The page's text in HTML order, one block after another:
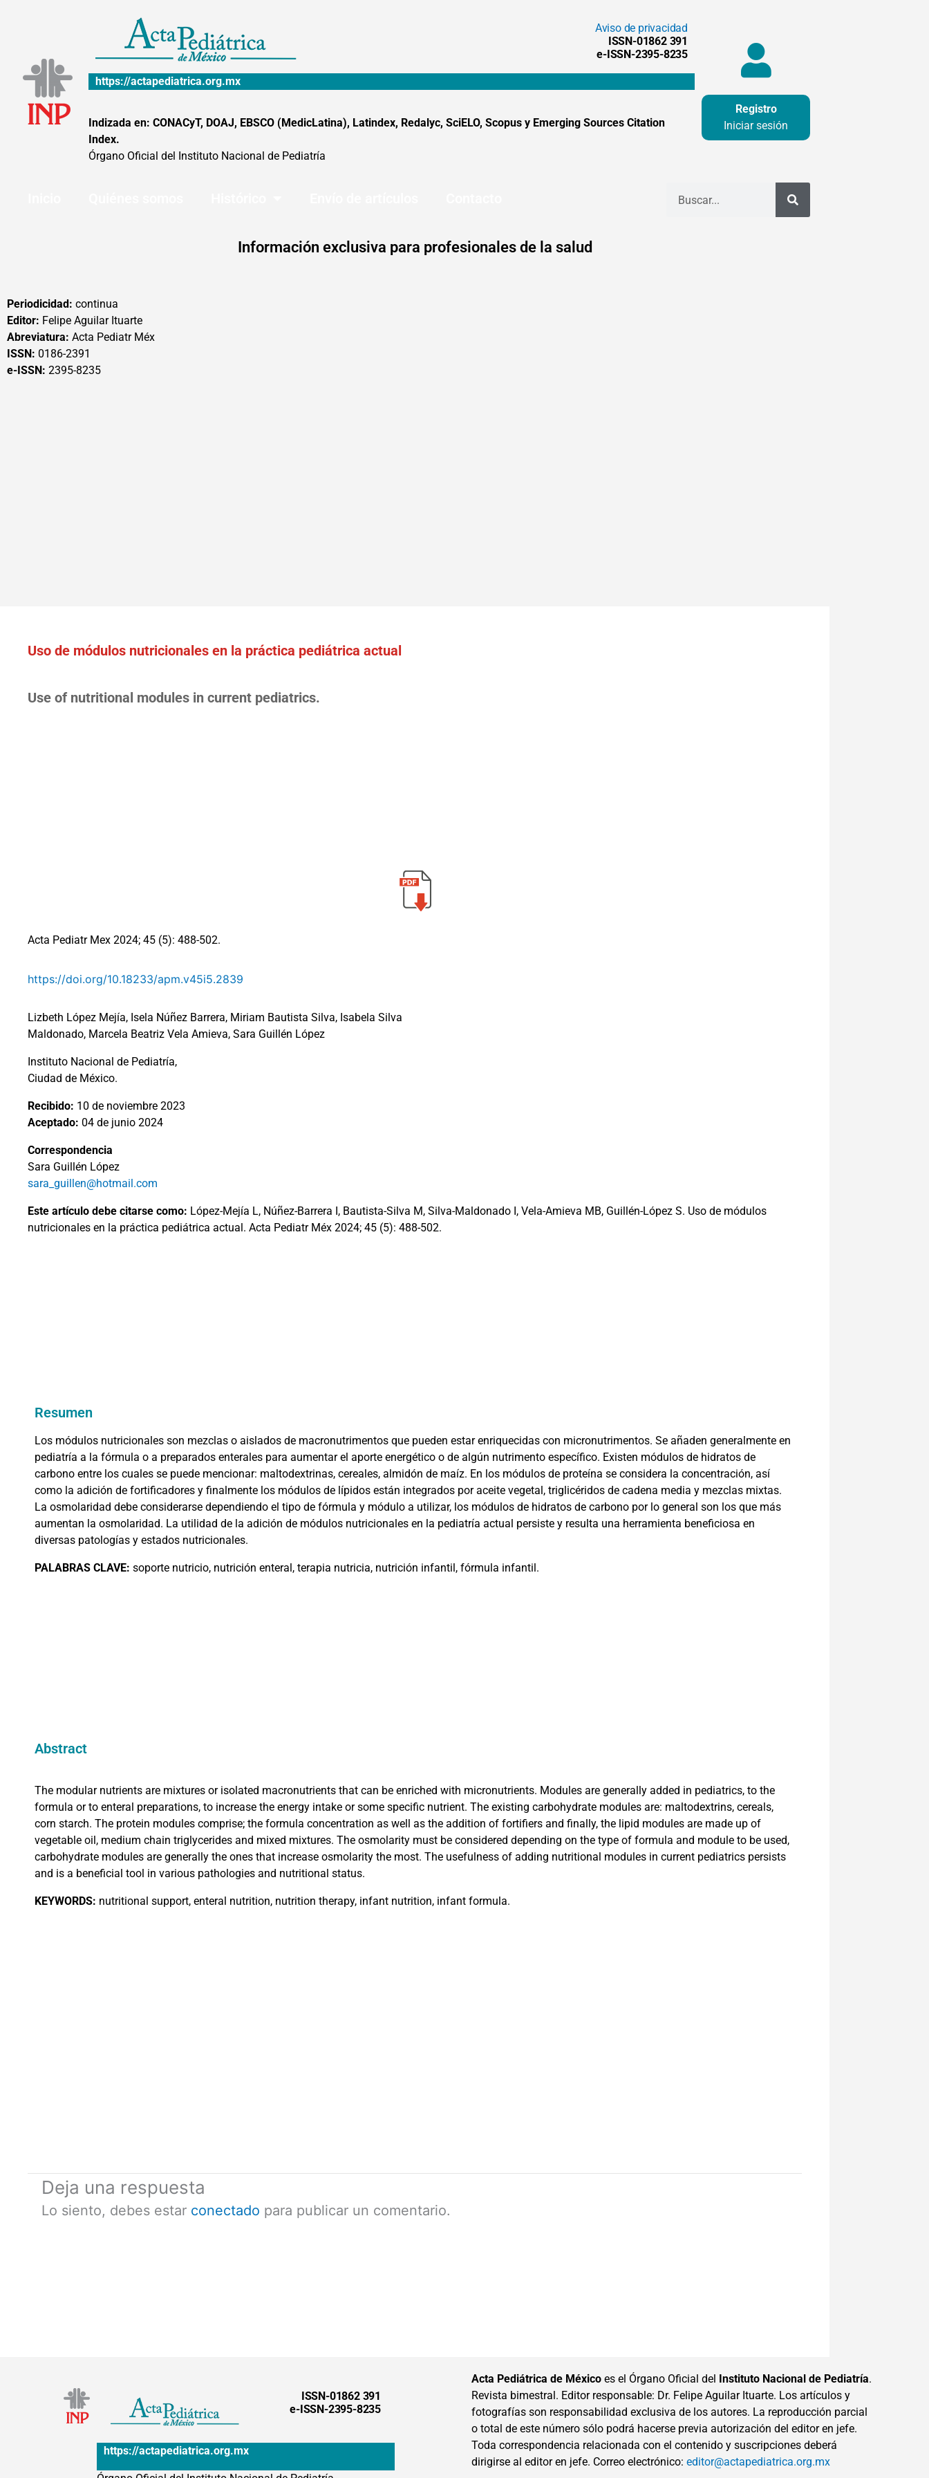
Aviso de privacidad
ISSN-01862 391
e-ISSN-2395-8235
https://actapediatrica.org.mx
Indizada en: CONACyT, DOAJ, EBSCO (MedicLatina), Latindex, Redalyc, SciELO, Scopus y Emerging Sources Citation
Index.
Órgano Oficial del Instituto Nacional de Pediatría
Registro
Iniciar sesión
Información exclusiva para profesionales de la salud
Periodicidad: continua
Editor: Felipe Aguilar Ituarte
Abreviatura: Acta Pediatr Méx
ISSN: 0186-2391
e-ISSN: 2395-8235
Uso de módulos nutricionales en la práctica pediátrica actual
Use of nutritional modules in current pediatrics.
Acta Pediatr Mex 2024; 45 (5): 488-502.
https://doi.org/10.18233/apm.v45i5.2839
Lizbeth López Mejía, Isela Núñez Barrera, Miriam Bautista Silva, Isabela Silva
Maldonado, Marcela Beatriz Vela Amieva, Sara Guillén López
Instituto Nacional de Pediatría,
Ciudad de México.
Recibido: 10 de noviembre 2023
Aceptado: 04 de junio 2024
Correspondencia
Sara Guillén López
sara_guillen@hotmail.com
Este artículo debe citarse como: López-Mejía L, Núñez-Barrera I, Bautista-Silva M, Silva-Maldonado I, Vela-Amieva MB, Guillén-López S. Uso de módulos
nutricionales en la práctica pediátrica actual. Acta Pediatr Méx 2024; 45 (5): 488-502.
Resumen
Los módulos nutricionales son mezclas o aislados de macronutrimentos que pueden estar enriquecidas con micronutrimentos. Se añaden generalmente en
pediatría a la fórmula o a preparados enterales para aumentar el aporte energético o de algún nutrimento específico. Existen módulos de hidratos de
carbono entre los cuales se puede mencionar: maltodextrinas, cereales, almidón de maíz. En los módulos de proteína se considera la concentración, así
como la adición de fortificadores y finalmente los módulos de lípidos están integrados por aceite vegetal, triglicéridos de cadena media y mezclas mixtas.
La osmolaridad debe considerarse dependiendo el tipo de fórmula y módulo a utilizar, los módulos de hidratos de carbono por lo general son los que más
aumentan la osmolaridad. La utilidad de la adición de módulos nutricionales en la pediatría actual persiste y resulta una herramienta beneficiosa en
diversas patologías y estados nutricionales.
PALABRAS CLAVE: soporte nutricio, nutrición enteral, terapia nutricia, nutrición infantil, fórmula infantil.
Abstract
The modular nutrients are mixtures or isolated macronutrients that can be enriched with micronutrients. Modules are generally added in pediatrics, to the
formula or to enteral preparations, to increase the energy intake or some specific nutrient. The existing carbohydrate modules are: maltodextrins, cereals,
corn starch. The protein modules comprise; the formula concentration as well as the addition of fortifiers and finally, the lipid modules are made up of
vegetable oil, medium chain triglycerides and mixed mixtures. The osmolarity must be considered depending on the type of formula and module to be used,
carbohydrate modules are generally the ones that increase osmolarity the most. The usefulness of adding nutritional modules in current pediatrics persists
and is a beneficial tool in various pathologies and nutritional status.
KEYWORDS: nutritional support, enteral nutrition, nutrition therapy, infant nutrition, infant formula.
Deja una respuesta
Lo siento, debes estar conectado para publicar un comentario.
ISSN-01862 391
e-ISSN-2395-8235
https://actapediatrica.org.mx
Acta Pediátrica de México es el Órgano Oficial del Instituto Nacional de Pediatría.
Revista bimestral. Editor responsable: Dr. Felipe Aguilar Ituarte. Los artículos y
fotografías son responsabilidad exclusiva de los autores. La reproducción parcial
o total de este número sólo podrá hacerse previa autorización del editor en jefe.
Toda correspondencia relacionada con el contenido y suscripciones deberá
dirigirse al editor en jefe. Correo electrónico: editor@actapediatrica.org.mx